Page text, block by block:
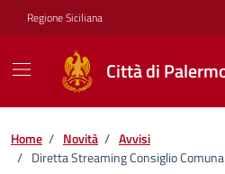
Vai ai contenuti
Vai al footer
Regione Siciliana
Città di
Home / Novità / Avvisi
/ Diretta Streaming Consiglio